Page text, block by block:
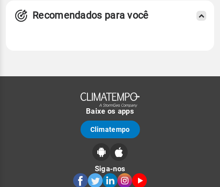
Recomendados para você
Baixe os apps
Climatempo
Siga-nos